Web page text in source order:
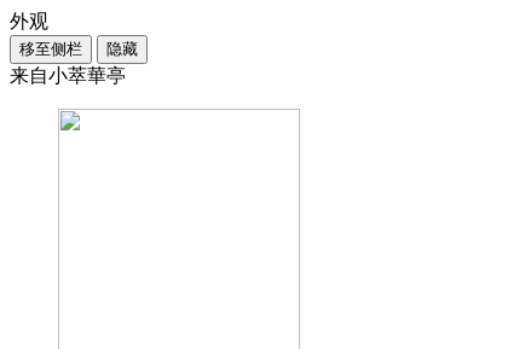
外观
移至侧栏 隐藏
来自小萃華亭